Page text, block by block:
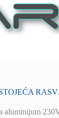
aluminijum